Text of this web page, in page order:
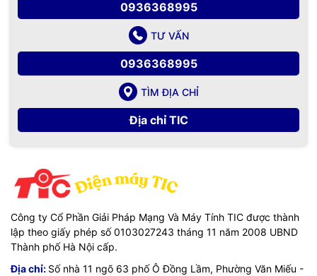
0936368995
TƯ VẤN
0936368995
TÌM ĐỊA CHỈ
Địa chỉ TIC
Công ty Cổ Phần Giải Pháp Mạng Và Máy Tính TIC được thành
lập theo giấy phép số 0103027243 tháng 11 năm 2008 UBND
Thành phố Hà Nội cấp.
Địa chỉ: Số nhà 11 ngõ 63 phố Ô Đồng Lầm, Phường Văn Miếu -